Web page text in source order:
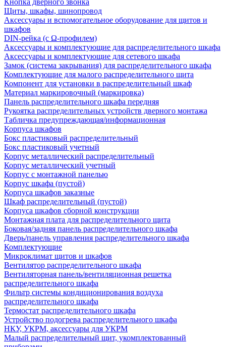
Кнопка дверного звонка
Щиты, шкафы, шинопровод
Аксессуары и вспомогательное оборудование для щитов и
шкафов
DIN-рейка (с Ω-профилем)
Аксессуары и комплектующие для распределительного шкафа
Аксессуары и комплектующие для сетевого шкафа
Замок (система закрывания) для распределительного шкафа
Комплектующие для малого распределительного щита
Компонент для установки в распределительный шкаф
Материал маркировочный (маркировка)
Панель распределительного шкафа передняя
Рукоятка распределительных устройств дверного монтажа
Табличка предупреждающая/информационная
Корпуса шкафов
Бокс пластиковый распределительный
Бокс пластиковый учетный
Корпус металлический распределительный
Корпус металлический учетный
Корпус с монтажной панелью
Корпус шкафа (пустой)
Корпуса шкафов заказные
Шкаф распределительный (пустой)
Корпуса шкафов сборной конструкции
Монтажная плата для распределительного щита
Боковая/задняя панель распределительного шкафа
Дверь/панель управления распределительного шкафа
Комплектующие
Микроклимат щитов и шкафов
Вентилятор распределительного шкафа
Вентиляторная панель/вентиляционная решетка
распределительного шкафа
Фильтр системы кондиционирования воздуха
распределительного шкафа
Термостат распределительного шкафа
Устройство подогрева распределительного шкафа
НКУ, УКРМ, аксессуары для УКРМ
Малый распределительный щит, укомплектованный